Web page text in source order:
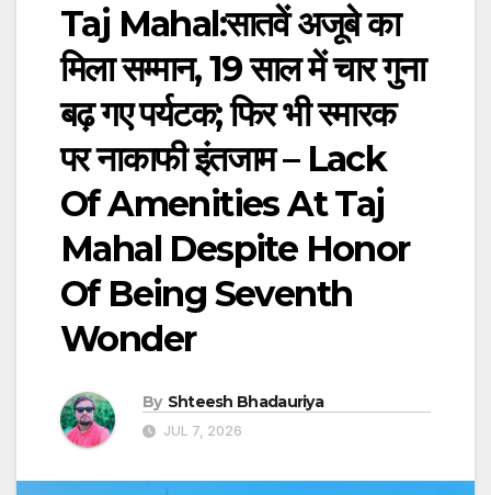
Taj Mahal:सातवें अजूबे का
मिला सम्मान, 19 साल में चार गुना
बढ़ गए पर्यटक; फिर भी स्मारक
पर नाकाफी इंतजाम – Lack
Of Amenities At Taj
Mahal Despite Honor
Of Being Seventh
Wonder
By Shteesh Bhadauriya
JUL 7, 2026